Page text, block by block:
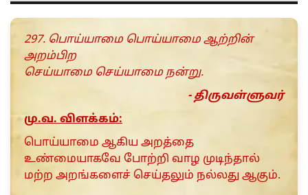
297. பொய்யாமை பொய்யாமை ஆற்றின்
அறம்பிற
செய்யாமை செய்யாமை நன்று.
- திருவள்ளுவர்
மு.வ. விளக்கம்:
பொய்யாமை ஆகிய அறத்தை
உண்மையாகவே போற்றி வாழ முடிந்தால்
மற்ற அறங்களைச் செய்தலும் நல்லது ஆகும்.